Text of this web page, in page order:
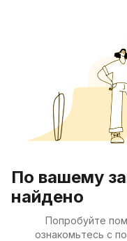
По вашему
найдено
Попробуйте
ознакомьтесь с